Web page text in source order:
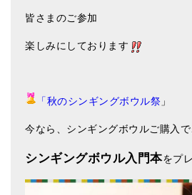
皆さまのご参加
楽しみにしております
「秋のシンギングボウル祭 」
今なら、シンギングボウルご購入で
シンギングボウル入門本をプ